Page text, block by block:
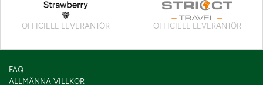
OFFICIELL LEVERANTÖR OFFICIELL LEVERANTÖR
FAQ
ALLMÄNNA VILLKOR